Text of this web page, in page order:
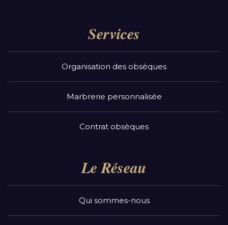
Services
Organisation des obsèques
Marbrerie personnalisée
Contrat obsèques
Le Réseau
Qui sommes-nous